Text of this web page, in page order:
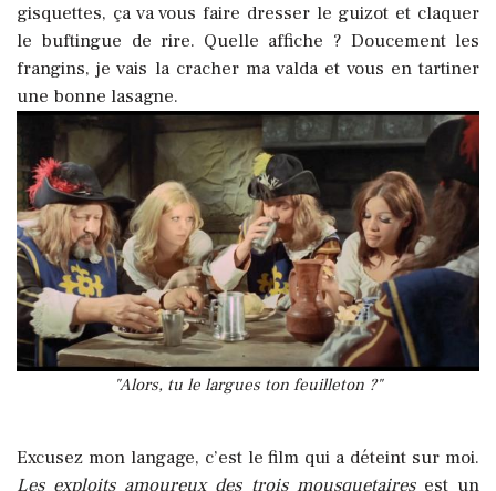
gisquettes, ça va vous faire dresser le guizot et claquer
le buftingue de rire. Quelle affiche ? Doucement les
frangins, je vais la cracher ma valda et vous en tartiner
une bonne lasagne.
"Alors, tu le largues ton feuilleton ?"
Excusez mon langage, c’est le film qui a déteint sur moi.
Les exploits amoureux des trois mousquetairesest un